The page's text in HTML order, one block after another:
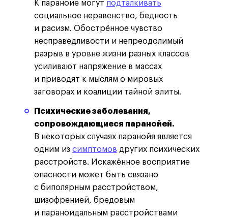
К паранойе могут подталкивать
социальное неравенство, бедность
и расизм. Обострённое чувство
несправедливости и непреодолимый
разрыв в уровне жизни разных классов
усиливают напряжение в массах
и приводят к мыслям о мировых
заговорах и коалиции тайной элиты.
Психические заболевания,
сопровождающиеся паранойей.
В некоторых случаях паранойя является
одним из симптомов других психических
расстройств. Искажённое восприятие
опасности может быть связано
с биполярным расстройством,
шизофренией, бредовым
и параноидальным расстройствами